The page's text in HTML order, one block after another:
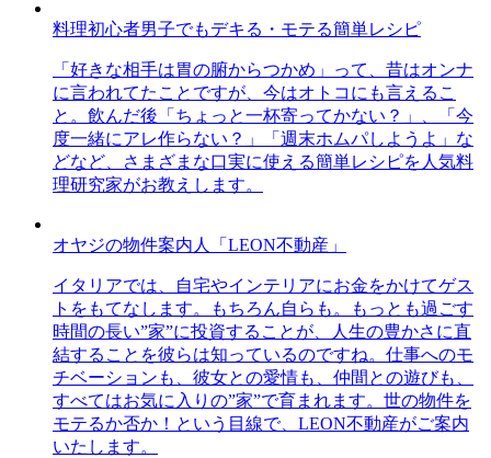
料理初心者男子でもデキる・モテる簡単レシピ
「好きな相手は胃の腑からつかめ」って、昔はオンナ
に言われてたことですが、今はオトコにも言えるこ
と。飲んだ後「ちょっと一杯寄ってかない？」、「今
度一緒にアレ作らない？」「週末ホムパしようよ」な
どなど、さまざまな口実に使える簡単レシピを人気料
理研究家がお教えします。
オヤジの物件案内人「LEON不動産」
イタリアでは、自宅やインテリアにお金をかけてゲス
トをもてなします。もちろん自らも。もっとも過ごす
時間の長い”家”に投資することが、人生の豊かさに直
結することを彼らは知っているのですね。仕事へのモ
チベーションも、彼女との愛情も、仲間との遊びも、
すべてはお気に入りの”家”で育まれます。世の物件を
モテるか否か！という目線で、LEON不動産がご案内
いたします。